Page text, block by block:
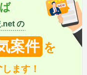
の
案件 を
します！